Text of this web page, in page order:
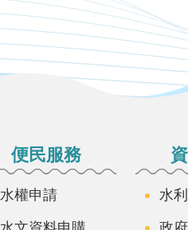
便民服務
水權申請 水